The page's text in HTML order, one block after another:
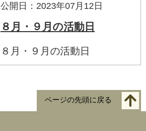
公開日：2023年07月12日
８月・９月の活動日
８月・９月の活動日
ページの先頭に戻る